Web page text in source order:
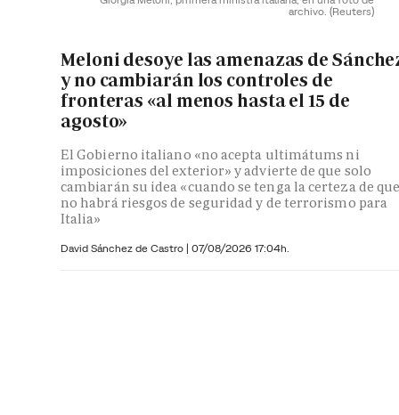
archivo. (Reuters)
Meloni desoye las amenazas de
y no cambiarán los controles de
fronteras «al menos hasta el 15 de
agosto»
El Gobierno italiano «no acepta ultimátums ni
imposiciones del exterior» y advierte de que solo
cambiarán su idea «cuando se tenga la certeza de
no habrá riesgos de seguridad y de terrorismo para
Italia»
David Sánchez de Castro | 07/08/2026 17:04h.